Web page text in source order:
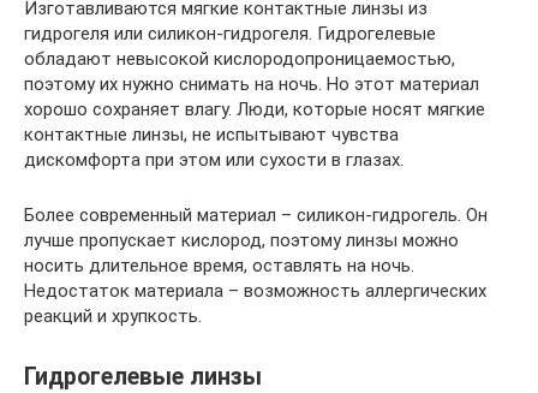
Изготавливаются мягкие контактные линзы из
гидрогеля или силикон-гидрогеля. Гидрогелевые
обладают невысокой кислородопроницаемостью,
поэтому их нужно снимать на ночь. Но этот материал
хорошо сохраняет влагу. Люди, которые носят мягкие
контактные линзы, не испытывают чувства
дискомфорта при этом или сухости в глазах.
Более современный материал – силикон-гидрогель. Он
лучше пропускает кислород, поэтому линзы можно
носить длительное время, оставлять на ночь.
Недостаток материала – возможность аллергических
реакций и хрупкость.
Гидрогелевые линзы